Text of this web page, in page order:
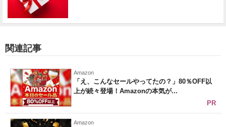
関連記事
Amazon
「え、こんなセールやってたの？」80％OFF以
上が続々登場！Amazonの本気が...
PR
Amazon